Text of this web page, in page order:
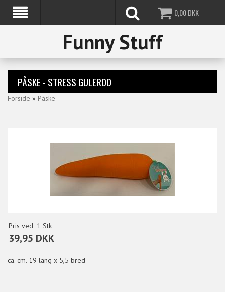
0,00DKK
Funny Stuff
PÅSKE - STRESS GULEROD
Forside » Påske
Pris ved 1 Stk
39,95 DKK
ca. cm. 19 lang x 5,5 bred